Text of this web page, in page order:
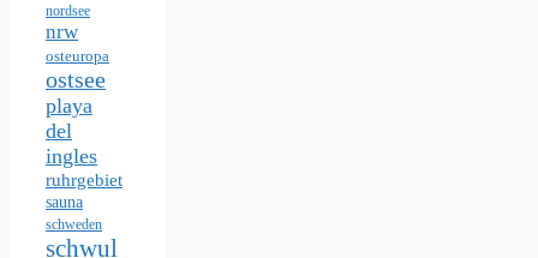
nordsee
nrw
osteuropa
ostsee
playa
del
ingles
ruhrgebiet
sauna
schweden
schwul